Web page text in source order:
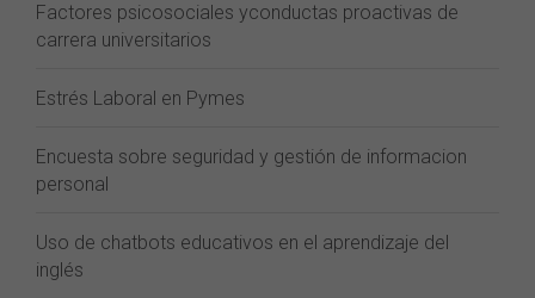
Factores psicosociales yconductas proactivas de
carrera universitarios
Estrés Laboral en Pymes
Encuesta sobre seguridad y gestión de informacion
personal
Uso de chatbots educativos en el aprendizaje del
inglés